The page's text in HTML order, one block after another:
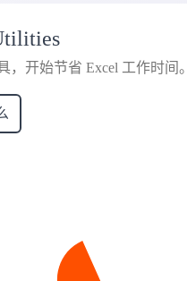
开始节省 Excel 工作时间。